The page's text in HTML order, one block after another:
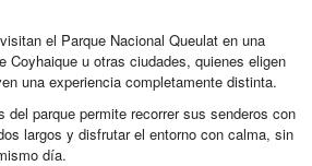
el Parque Nacional Queulat en una
Coyhaique u otras ciudades, quienes eligen
una experiencia completamente distinta.
del parque permite recorrer sus senderos con
largos y disfrutar el entorno con calma, sin
día.